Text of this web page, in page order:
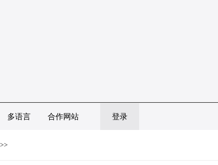
多语言 合作网站 登录
>>